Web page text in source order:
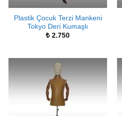
Plastik Çocuk Terzi Mankeni
Tokyo Deri Kumaşlı
₺ 2.750